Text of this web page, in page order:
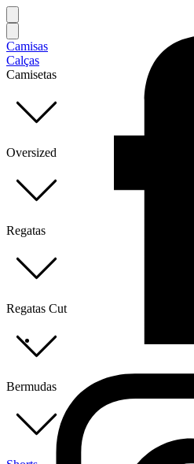
Camisas
Calças
Camisetas
Oversized
Regatas
Regatas Cut
Bermudas